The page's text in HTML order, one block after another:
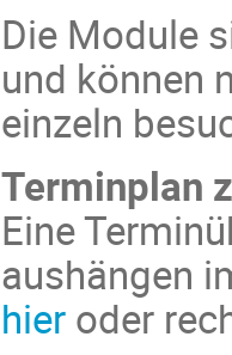
Die Module
und können
einzeln
Terminplan
Eine
aushängen
hieroder